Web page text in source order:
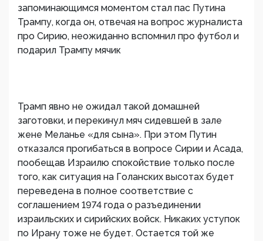
запоминающимся моментом стал пас Путина
Трампу, когда он, отвечая на вопрос журналиста
про Сирию, неожиданно вспомнил про футбол и
подарил Трампу мячик
Трамп явно не ожидал такой домашней
заготовки, и перекинул мяч сидевшей в зале
жене Меланье «для сына». При этом Путин
отказался прогибаться в вопросе Сирии и Асада,
пообещав Израилю спокойствие только после
того, как ситуация на Голанских высотах будет
переведена в полное соответствие с
соглашением 1974 года о разъединении
израильских и сирийских войск. Никаких уступок
по Ирану тоже не будет. Остается той же